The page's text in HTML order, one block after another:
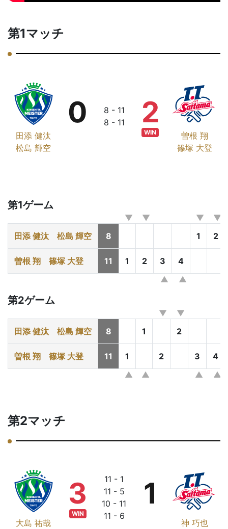
第1マッチ
田添 健汰
松島 輝空
0
8 - 11
8 - 11
曽根 翔
篠塚 大登
2
WIN
第1ゲーム
田添 健汰 松島 輝空 8 1 2
曽根 翔 篠塚 大登 11 1 2 3 4
第2ゲーム
田添 健汰 松島 輝空 8 1 2
曽根 翔 篠塚 大登 11 1 2 3 4
第2マッチ
大島 祐哉
3
WIN
11 - 1
11 - 5
10 - 11
11 - 6
神 巧也
1